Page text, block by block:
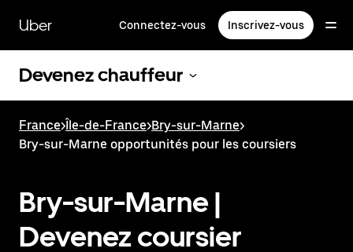
contenu
principal
Uber Connectez-vous Inscrivez-vous
Devenez chauffeur
France>Île-de-France>Bry-sur-Marne>
Bry-sur-Marne opportunités pour les coursiers
Bry-sur-Marne |
Devenez coursier